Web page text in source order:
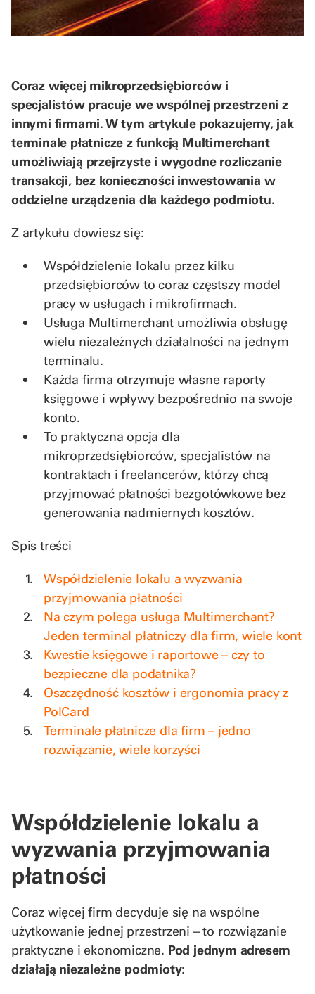
Coraz więcej mikroprzedsiębiorców i
specjalistów pracuje we wspólnej przestrzeni z
innymi firmami. W tym artykule pokazujemy, jak
terminale płatnicze z funkcją Multimerchant
umożliwiają przejrzyste i wygodne rozliczanie
transakcji, bez konieczności inwestowania w
oddzielne urządzenia dla każdego podmiotu.
Z artykułu dowiesz się:
Współdzielenie lokalu przez kilku
przedsiębiorców to coraz częstszy model
pracy w usługach i mikrofirmach.
Usługa Multimerchant umożliwia obsługę
wielu niezależnych działalności na jednym
terminalu.
Każda firma otrzymuje własne raporty
księgowe i wpływy bezpośrednio na swoje
konto.
To praktyczna opcja dla
mikroprzedsiębiorców, specjalistów na
kontraktach i freelancerów, którzy chcą
przyjmować płatności bezgotówkowe bez
generowania nadmiernych kosztów.
Spis treści
Współdzielenie lokalu a wyzwania
przyjmowania płatności
Na czym polega usługa Multimerchant?
Jeden terminal płatniczy dla firm, wiele kont
Kwestie księgowe i raportowe – czy to
bezpieczne dla podatnika?
Oszczędność kosztów i ergonomia pracy z
PolCard
Terminale płatnicze dla firm – jedno
rozwiązanie, wiele korzyści
Współdzielenie lokalu a
wyzwania przyjmowania
płatności
Coraz więcej firm decyduje się na wspólne
użytkowanie jednej przestrzeni – to rozwiązanie
praktyczne i ekonomiczne. Pod jednym adresem
działają niezależne podmioty: